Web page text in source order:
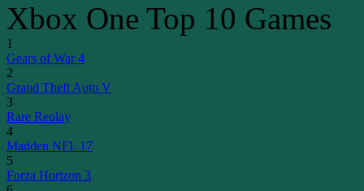
Xbox One Top 10 Games
1
Gears of War 4
2
Grand Theft Auto V
3
Rare Replay
4
Madden NFL 17
5
Forza Horizon 3